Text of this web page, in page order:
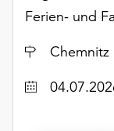
Ferien- und
Ort
Chemnitz
Datum